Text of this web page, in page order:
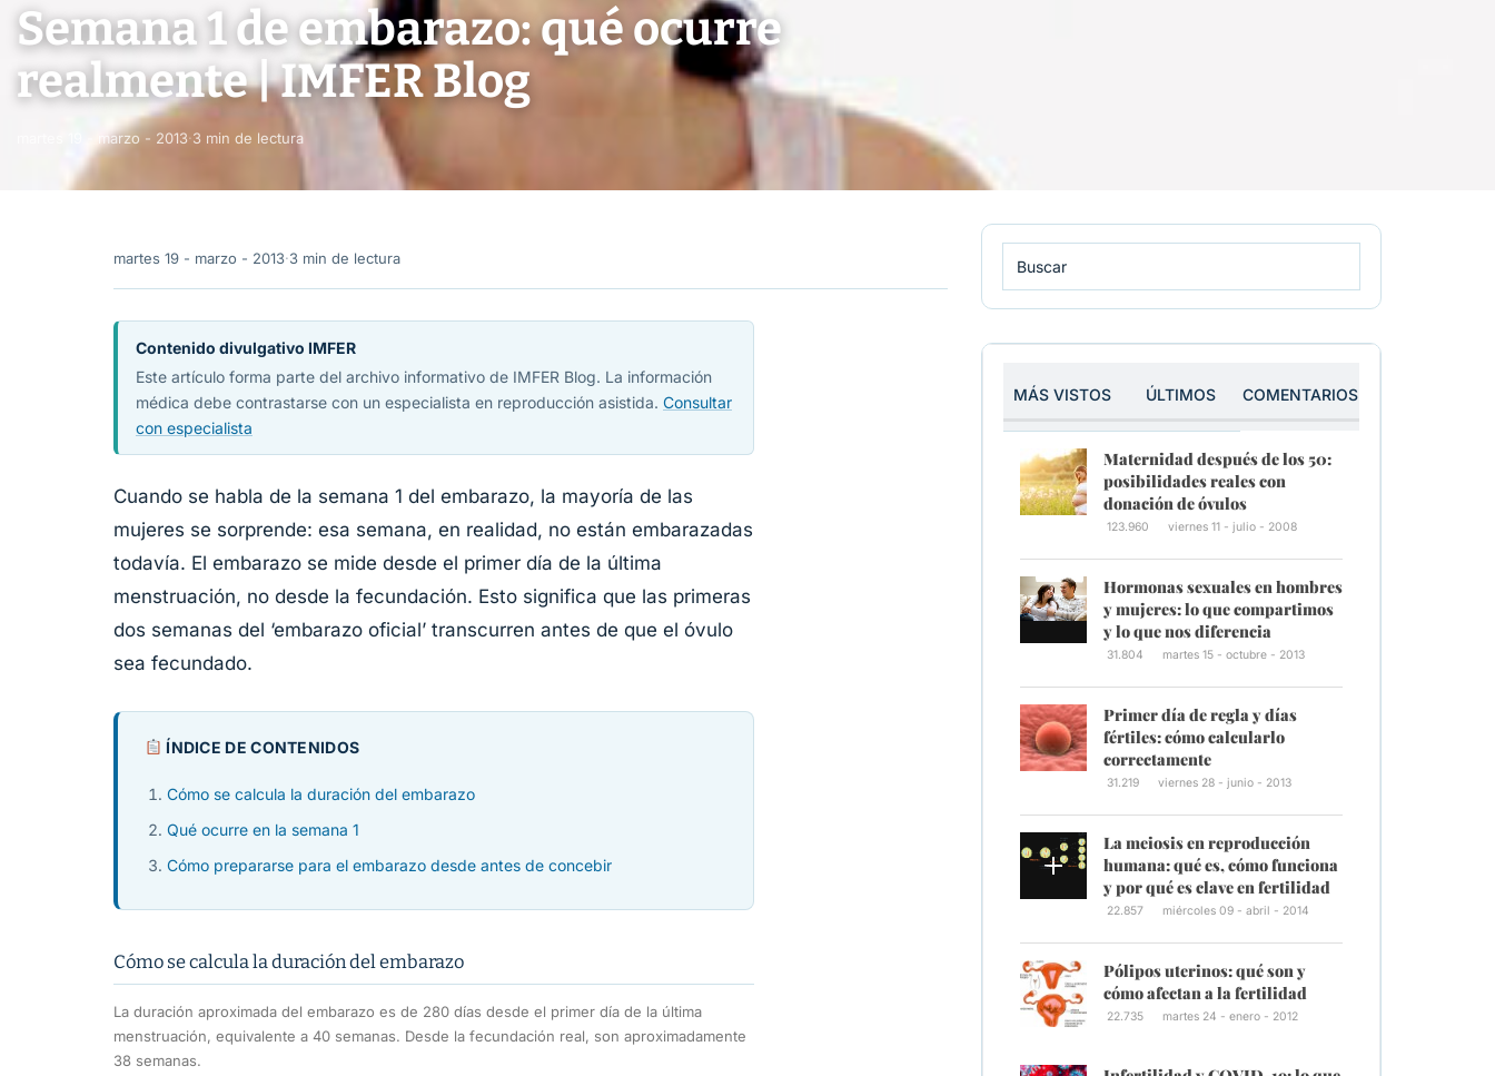
Semana 1 de embarazo: qué ocurre
realmente | IMFER Blog
martes 19 - marzo - 2013·3 min de lectura
martes 19 - marzo - 2013·3 min de lectura
Contenido divulgativo IMFER
Este artículo forma parte del archivo informativo de IMFER Blog. La información
médica debe contrastarse con un especialista en reproducción asistida. Consultar
con especialista
Cuando se habla de la semana 1 del embarazo, la mayoría de las
mujeres se sorprende: esa semana, en realidad, no están embarazadas
todavía. El embarazo se mide desde el primer día de la última
menstruación, no desde la fecundación. Esto significa que las primeras
dos semanas del ‘embarazo oficial’ transcurren antes de que el óvulo
sea fecundado.
ÍNDICE DE CONTENIDOS
Cómo se calcula la duración del embarazo
Qué ocurre en la semana 1
Cómo prepararse para el embarazo desde antes de concebir
Cómo se calcula la duración del embarazo
La duración aproximada del embarazo es de 280 días desde el primer día de la última
menstruación, equivalente a 40 semanas. Desde la fecundación real, son aproximadamente
38 semanas.
MÁS VISTOS ÚLTIMOS COMENTARIOS
Maternidad después de los 50:
posibilidades reales con
donación de óvulos
123.960 viernes 11 - julio - 2008
Hormonas sexuales en hombres
y mujeres: lo que compartimos
y lo que nos diferencia
31.804 martes 15 - octubre - 2013
Primer día de regla y días
fértiles: cómo calcularlo
correctamente
31.219 viernes 28 - junio - 2013
La meiosis en reproducción
humana: qué es, cómo funciona
y por qué es clave en fertilidad
22.857 miércoles 09 - abril - 2014
Pólipos uterinos: qué son y
cómo afectan a la fertilidad
22.735 martes 24 - enero - 2012